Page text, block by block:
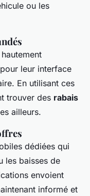
ou les
leur interface
En utilisant ces
trouver des rabais
ailleurs.
dédiées qui
les baisses de
envoient
informé et